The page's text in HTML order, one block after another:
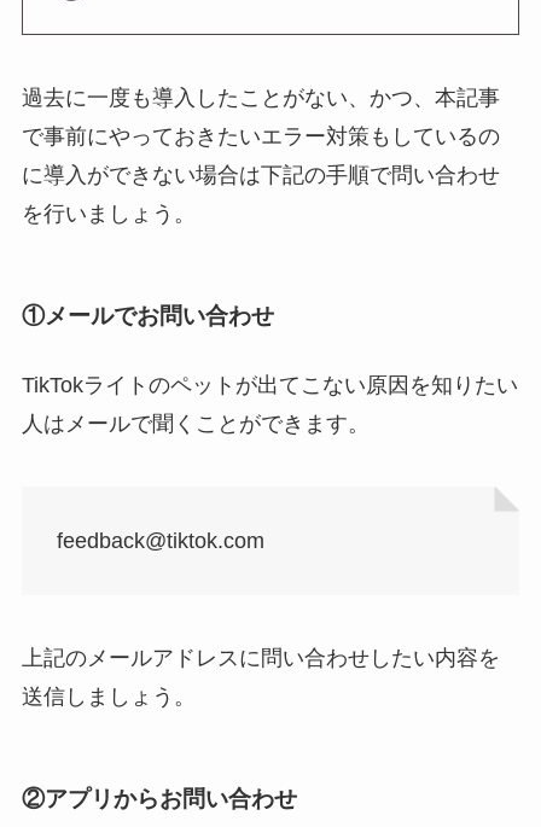
過去に一度も導入したことがない、かつ、本記事
で事前にやっておきたいエラー対策もしているの
に導入ができない場合は下記の手順で問い合わせ
を行いましょう。
①メールでお問い合わせ
TikTokライトのペットが出てこない原因を知りたい
人はメールで聞くことができます。
feedback@tiktok.com
上記のメールアドレスに問い合わせしたい内容を
送信しましょう。
②アプリからお問い合わせ